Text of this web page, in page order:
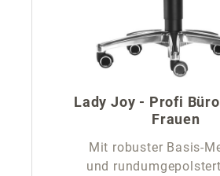
Lady Joy - Profi
Frauen
Mit robuster Basis-
und